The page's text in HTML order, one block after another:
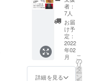
バック
は会場
でお渡
しいた
しま
す。
の着
用、座
席の間
隔を開
けてお
座りい
ただく
など、
ご協力
をいた
団体の
皆様へ
のリ
ターン
です。
①2月19
日配布
のプロ
グラム
に協賛
セッ
ト】パ
ンフ
レット
に協賛
名を掲
載＋会
場へご
招待＋
DVDエ
者：
7人
お届
け予
定：
2022
年02
月
詳細を見る
こ
の
リ
タ
ー
ン